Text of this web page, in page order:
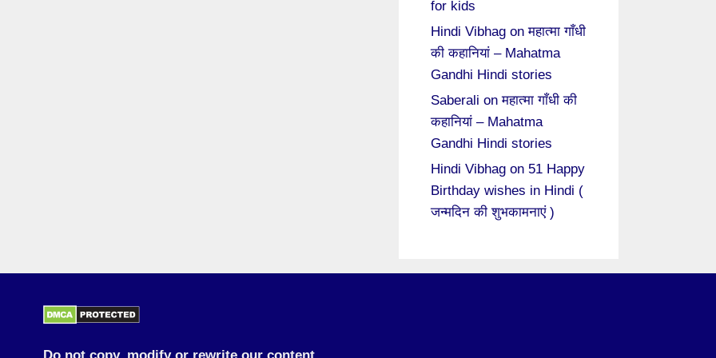
for kids
Hindi Vibhag onमहात्मा गाँधी
की कहानियां – Mahatma
Gandhi Hindi stories
Saberali onमहात्मा गाँधी की
कहानियां – Mahatma
Gandhi Hindi stories
Hindi Vibhag on 51 Happy
Birthday wishes in Hindi (
जन्मदिन की शुभकामनाएं )